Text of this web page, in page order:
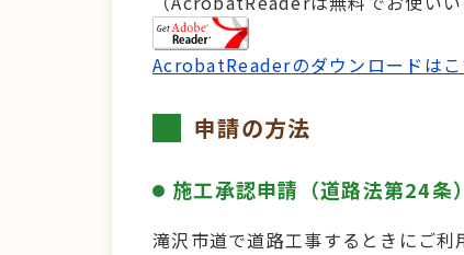
AcrobatReaderのダウンロードはこ
申請の方法
施工承認申請（道路法第24条）
滝沢市道で道路工事するときにご利